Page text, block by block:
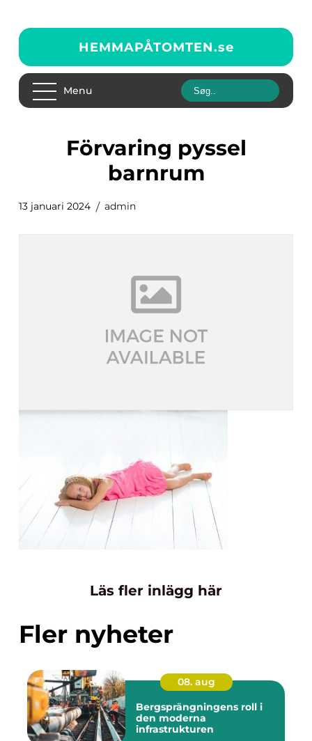
HEMMAPÅTOMTEN.se
Menu
förvaring pyssel
barnrum
13 januari 2024 admin
Läs fler inlägg här
Fler nyheter
08. aug
Bergsprängningens roll i
den moderna
infrastrukturen